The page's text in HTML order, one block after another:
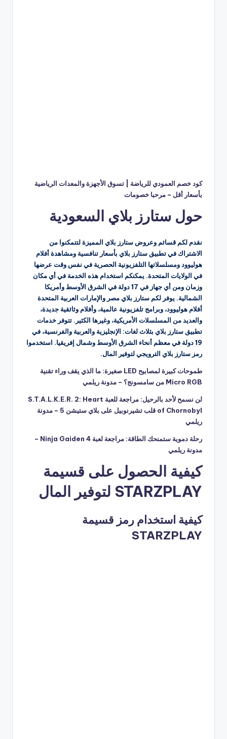
كود خصم العمودي للرياضة | تسوق الأجهزة والمعدات الرياضية
بأسعار أقل – مرحبا خصومات
حول ستارز بلاي السعودية
نقدم لكم قسائم وعروض ستارز بلاي المميزة لتتمكنوا من
الاشتراك في تطبيق ستارز بلاي بأسعار تنافسية ومشاهدة أفلام
هوليوود ومسلسلاتها التلفزيونية الحصرية في نفس وقت عرضها
في الولايات المتحدة. يمكنكم استخدام هذه الخدمة في أي مكان
وزمان ومن أي جهاز في 17 دولة في الشرق الأوسط وأمريكا
الشمالية. يوفر لكم ستارز بلاي مصر والإمارات العربية المتحدة
أفلام هوليوود، وبرامج تلفزيونية عالمية، وأفلام وثائقية جديدة،
والعديد من المسلسلات الأمريكية، وغيرها الكثير. تتوفر خدمات
تطبيق ستارز بلاي بثلاث لغات: الإنجليزية والعربية والفرنسية، في
19 دولة في معظم أنحاء الشرق الأوسط وشمال إفريقيا. استخدموا
رمز ستارز بلاي الترويجي لتوفير المال.
طموحات كبيرة لمصابيح LED صغيرة: ما الذي يقف وراء تقنية
Micro RGB من سامسونج؟ – مدونة ريلمي
لن نسمح لأحد بالرحيل: مراجعة للعبة S.T.A.L.K.E.R. 2: Heart
of Chornobyl قلب تشيرنوبيل على بلاي ستيشن 5 – مدونة
ريلمي
رحلة دموية ستمنحك الطاقة: مراجعة لعبة Ninja Gaiden 4 –
مدونة ريلمي
كيفية الحصول على قسيمة
STARZPLAY لتوفير المال
كيفية استخدام رمز قسيمة
STARZPLAY